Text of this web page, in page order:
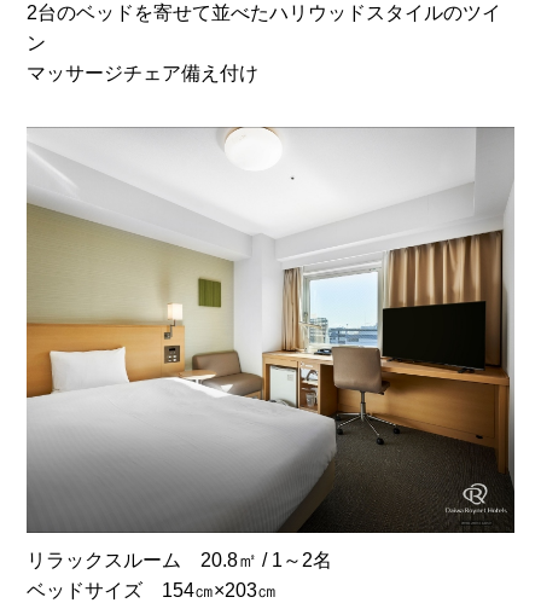
2台のベッドを寄せて並べたハリウッドスタイルのツイ
ン
マッサージチェア備え付け
リラックスルーム 20.8㎡ / 1～2名
ベッドサイズ 154㎝×203㎝